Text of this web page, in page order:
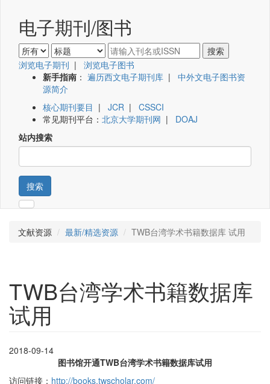
电子期刊/图书
浏览电子期刊 | 浏览电子图书
新手指南 ： 遍历西文电子期刊库 | 中外文电子图书资
源简介
核心期刊要目 | JCR | CSSCI
常见期刊平台： 北京大学期刊网 | DOAJ
站内搜索
搜索
文献资源 最新/精选资源 TWB台湾学术书籍数据库 试用
TWB台湾学术书籍数据库
试用
2018-09-14
图书馆开通TWB台湾学术书籍数据库试用
访问链接： http://books.twscholar.com/